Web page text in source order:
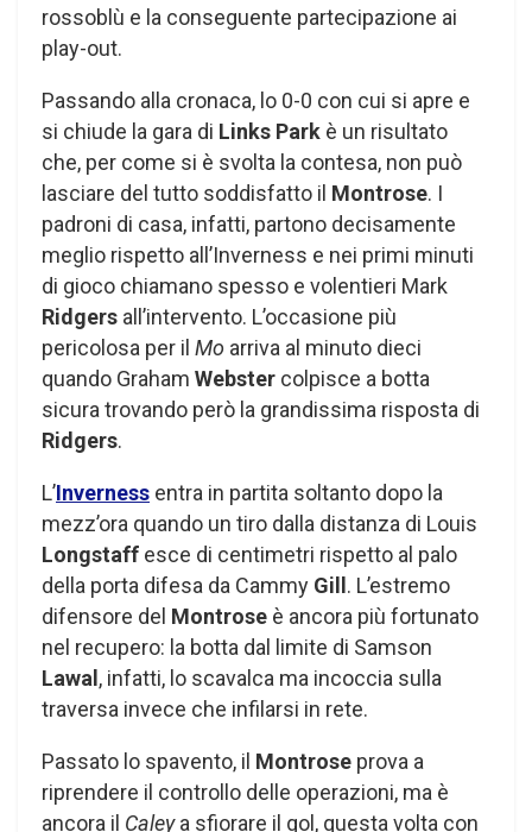
rossoblù e la conseguente partecipazione ai
play-out.
Passando alla cronaca, lo 0-0 con cui si apre e
si chiude la gara di Links Park è un risultato
che, per come si è svolta la contesa, non può
lasciare del tutto soddisfatto il Montrose. I
padroni di casa, infatti, partono decisamente
meglio rispetto all’Inverness e nei primi minuti
di gioco chiamano spesso e volentieri Mark
Ridgers all’intervento. L’occasione più
pericolosa per il Mo arriva al minuto dieci
quando Graham Webster colpisce a botta
sicura trovando però la grandissima risposta di
Ridgers.
L’Inverness entra in partita soltanto dopo la
mezz’ora quando un tiro dalla distanza di Louis
Longstaff esce di centimetri rispetto al palo
della porta difesa da Cammy Gill. L’estremo
difensore del Montrose è ancora più fortunato
nel recupero: la botta dal limite di Samson
Lawal, infatti, lo scavalca ma incoccia sulla
traversa invece che infilarsi in rete.
Passato lo spavento, il Montrose prova a
riprendere il controllo delle operazioni, ma è
ancora il Caleya sfiorare il gol, questa volta con